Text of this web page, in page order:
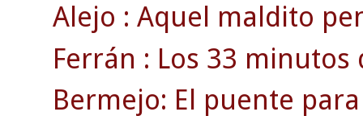
Alejo : Aquel maldito
Ferrán : Los 33 minutos
Bermejo: El puente